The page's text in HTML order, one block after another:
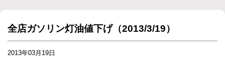
全店ガソリン灯油値下げ（2013/3/19）
2013年03月19日